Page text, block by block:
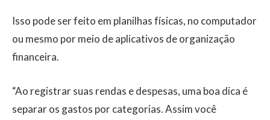
Isso pode ser feito em planilhas físicas, no computador
ou mesmo por meio de aplicativos de organização
financeira.
“Ao registrar suas rendas e despesas, uma boa dica é
separar os gastos por categorias. Assim você